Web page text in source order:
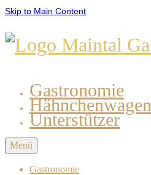
Skip to Main Content
Gastronomie
Hähnchenwagen
Unterstützer
Menü
Gastronomie